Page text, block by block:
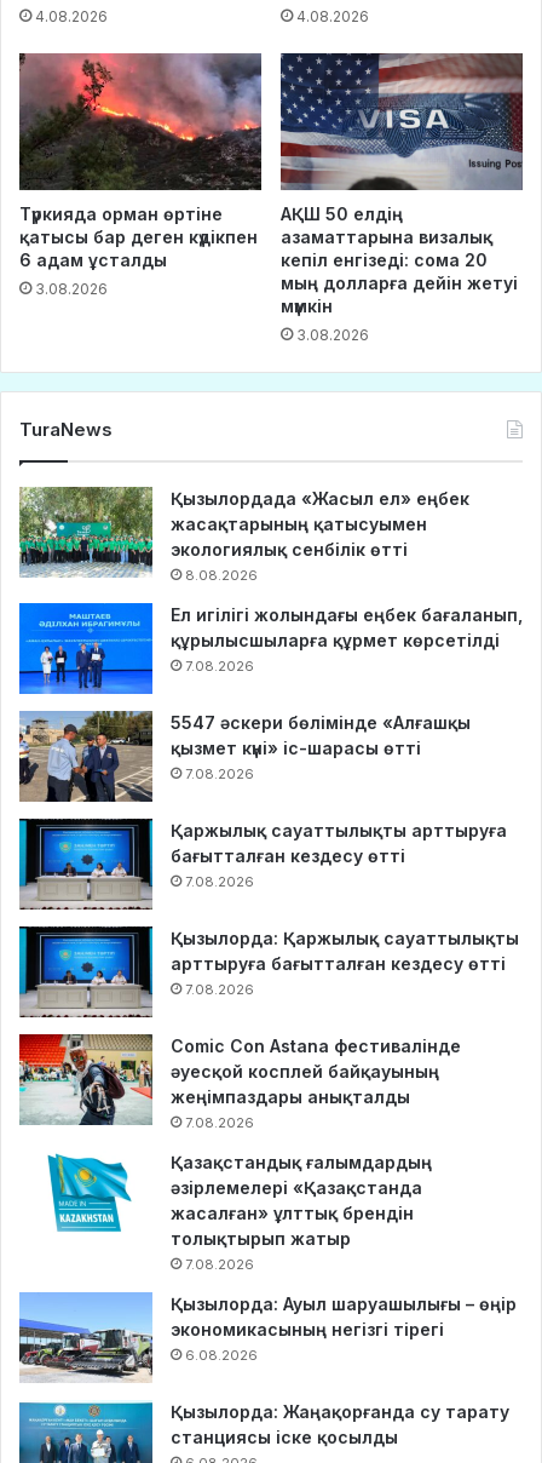
4.08.2026 4.08.2026
Түркияда орман өртіне
қатысы бар деген күдікпен
6 адам ұсталды
3.08.2026
АҚШ 50 елдің
азаматтарына визалық
кепіл енгізеді: сома 20
мың долларға дейін жетуі
мүмкін
3.08.2026
TuraNews
Қызылордада «Жасыл ел» еңбек
жасақтарының қатысуымен
экологиялық сенбілік өтті
8.08.2026
Ел игілігі жолындағы еңбек бағаланып,
құрылысшыларға құрмет көрсетілді
7.08.2026
5547 әскери бөлімінде «Алғашқы
қызмет күні» іс-шарасы өтті
7.08.2026
Қаржылық сауаттылықты арттыруға
бағытталған кездесу өтті
7.08.2026
Қызылорда: Қаржылық сауаттылықты
арттыруға бағытталған кездесу өтті
7.08.2026
Comic Con Astana фестивалінде
әуесқой косплей байқауының
жеңімпаздары анықталды
7.08.2026
Қазақстандық ғалымдардың
әзірлемелері «Қазақстанда
жасалған» ұлттық брендін
толықтырып жатыр
7.08.2026
Қызылорда: Ауыл шаруашылығы – өңір
экономикасының негізгі тірегі
6.08.2026
Қызылорда: Жаңақорғанда су тарату
станциясы іске қосылды